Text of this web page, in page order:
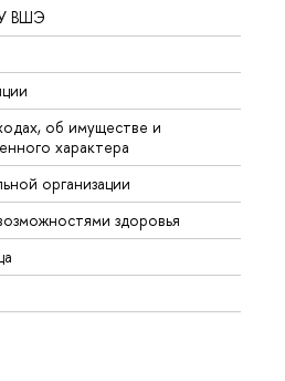
ВШЭ
об имуществе и
характера
организации
здоровья